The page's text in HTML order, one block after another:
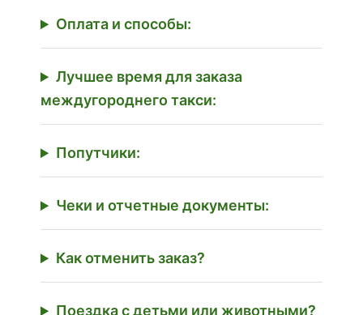
Оплата и способы:
Лучшее время для заказа
междугороднего такси:
Попутчики:
Чеки и отчетные документы:
Как отменить заказ?
Поездка с детьми или животными?